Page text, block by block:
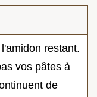
restant.
vos pâtes à
de